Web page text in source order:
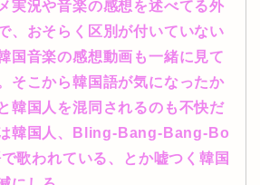
実況や音楽の感想を述べてる外
、おそらく区別が付いていない
国音楽の感想動画も一緒に見て
そこから韓国語が気になったか
韓国人を混同されるのも不快だ
韓国人、Bling‐Bang‐Bang‐Bo
歌われている、とか嘘つく韓国